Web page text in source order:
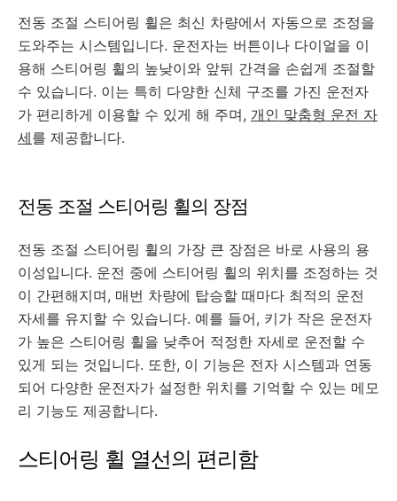
전동 조절 스티어링 휠은 최신 차량에서 자동으로 조정을
도와주는 시스템입니다. 운전자는 버튼이나 다이얼을 이
용해 스티어링 휠의 높낮이와 앞뒤 간격을 손쉽게 조절할
수 있습니다. 이는 특히 다양한 신체 구조를 가진 운전자
가 편리하게 이용할 수 있게 해 주며, 개인 맞춤형 운전 자
세를 제공합니다.
전동 조절 스티어링 휠의 장점
전동 조절 스티어링 휠의 가장 큰 장점은 바로 사용의 용
이성입니다. 운전 중에 스티어링 휠의 위치를 조정하는 것
이 간편해지며, 매번 차량에 탑승할 때마다 최적의 운전
자세를 유지할 수 있습니다. 예를 들어, 키가 작은 운전자
가 높은 스티어링 휠을 낮추어 적정한 자세로 운전할 수
있게 되는 것입니다. 또한, 이 기능은 전자 시스템과 연동
되어 다양한 운전자가 설정한 위치를 기억할 수 있는 메모
리 기능도 제공합니다.
스티어링 휠 열선의 편리함